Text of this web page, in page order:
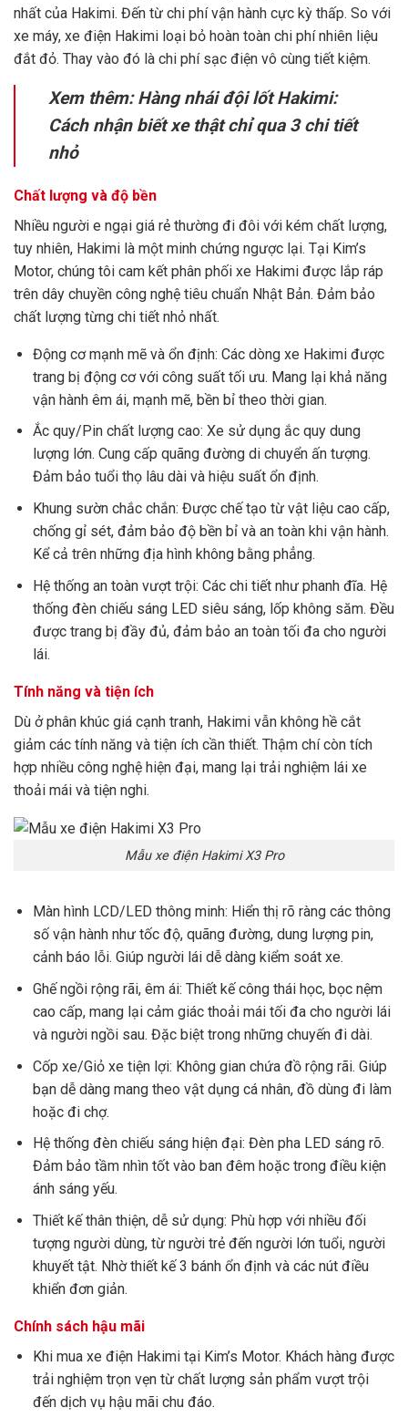
nhất của Hakimi. Đến từ chi phí vận hành cực kỳ thấp. So với
xe máy, xe điện Hakimi loại bỏ hoàn toàn chi phí nhiên liệu
đắt đỏ. Thay vào đó là chi phí sạc điện vô cùng tiết kiệm.
Xem thêm:Hàng nhái đội lốt Hakimi:
Cách nhận biết xe thật chỉ qua 3 chi tiết
nhỏ
Chất lượng và độ bền
Nhiều người e ngại giá rẻ thường đi đôi với kém chất lượng,
tuy nhiên, Hakimi là một minh chứng ngược lại. Tại Kim’s
Motor, chúng tôi cam kết phân phối xe Hakimi được lắp ráp
trên dây chuyền công nghệ tiêu chuẩn Nhật Bản. Đảm bảo
chất lượng từng chi tiết nhỏ nhất.
Động cơ mạnh mẽ và ổn định: Các dòng xe Hakimi được
trang bị động cơ với công suất tối ưu. Mang lại khả năng
vận hành êm ái, mạnh mẽ, bền bỉ theo thời gian.
Ắc quy/Pin chất lượng cao: Xe sử dụng ắc quy dung
lượng lớn. Cung cấp quãng đường di chuyển ấn tượng.
Đảm bảo tuổi thọ lâu dài và hiệu suất ổn định.
Khung sườn chắc chắn: Được chế tạo từ vật liệu cao cấp,
chống gỉ sét, đảm bảo độ bền bỉ và an toàn khi vận hành.
Kể cả trên những địa hình không bằng phẳng.
Hệ thống an toàn vượt trội: Các chi tiết như phanh đĩa. Hệ
thống đèn chiếu sáng LED siêu sáng, lốp không săm. Đều
được trang bị đầy đủ, đảm bảo an toàn tối đa cho người
lái.
Tính năng và tiện ích
Dù ở phân khúc giá cạnh tranh, Hakimi vẫn không hề cắt
giảm các tính năng và tiện ích cần thiết. Thậm chí còn tích
hợp nhiều công nghệ hiện đại, mang lại trải nghiệm lái xe
thoải mái và tiện nghi.
Mẫu xe điện Hakimi X3 Pro
Màn hình LCD/LED thông minh: Hiển thị rõ ràng các thông
số vận hành như tốc độ, quãng đường, dung lượng pin,
cảnh báo lỗi. Giúp người lái dễ dàng kiểm soát xe.
Ghế ngồi rộng rãi, êm ái: Thiết kế công thái học, bọc nệm
cao cấp, mang lại cảm giác thoải mái tối đa cho người lái
và người ngồi sau. Đặc biệt trong những chuyến đi dài.
Cốp xe/Giỏ xe tiện lợi: Không gian chứa đồ rộng rãi. Giúp
bạn dễ dàng mang theo vật dụng cá nhân, đồ dùng đi làm
hoặc đi chợ.
Hệ thống đèn chiếu sáng hiện đại: Đèn pha LED sáng rõ.
Đảm bảo tầm nhìn tốt vào ban đêm hoặc trong điều kiện
ánh sáng yếu.
Thiết kế thân thiện, dễ sử dụng: Phù hợp với nhiều đối
tượng người dùng, từ người trẻ đến người lớn tuổi, người
khuyết tật. Nhờ thiết kế 3 bánh ổn định và các nút điều
khiển đơn giản.
Chính sách hậu mãi
Khi mua xe điện Hakimi tại Kim’s Motor. Khách hàng được
trải nghiệm trọn vẹn từ chất lượng sản phẩm vượt trội
đến dịch vụ hậu mãi chu đáo.